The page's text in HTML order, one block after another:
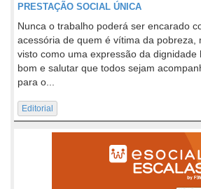
PRESTAÇÃO SOCIAL ÚNICA
Nunca o trabalho poderá ser encarado
acessória de quem é vítima da pobreza,
visto como uma expressão da dignidade
bom e salutar que todos sejam
para o...
Editorial